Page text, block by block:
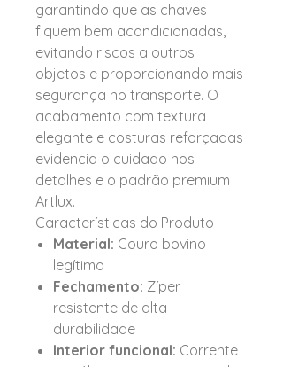
garantindo que as chaves
fiquem bem acondicionadas,
evitando riscos a outros
objetos e proporcionando mais
segurança no transporte. O
acabamento com textura
elegante e costuras reforçadas
evidencia o cuidado nos
detalhes e o padrão premium
Artlux.
Características do Produto
Material: Couro bovino
legítimo
Fechamento: Zíper
resistente de alta
durabilidade
Interior funcional: Corrente